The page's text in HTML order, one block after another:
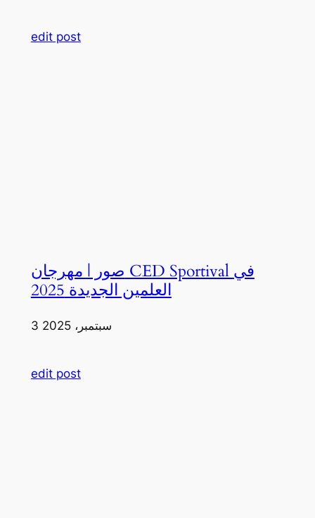
edit post
صور | مهرجان CED Sportival في
العلمين الجديدة 2025
3 سبتمبر، 2025
edit post